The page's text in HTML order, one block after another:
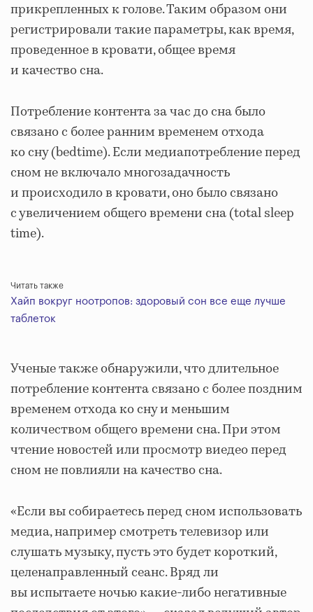
прикрепленных к голове. Таким образом они
регистрировали такие параметры, как время,
проведенное в кровати, общее время
и качество сна.
Потребление контента за час до сна было
связано с более ранним временем отхода
ко сну (bedtime). Если медиапотребление перед
сном не включало многозадачность
и происходило в кровати, оно было связано
с увеличением общего времени сна (total sleep
time).
Читать также
Хайп вокруг ноотропов: здоровый сон все еще лучше
таблеток
Ученые также обнаружили, что длительное
потребление контента связано с более поздним
временем отхода ко сну и меньшим
количеством общего времени сна. При этом
чтение новостей или просмотр виедео перед
сном не повлияли на качество сна.
«Если вы собираетесь перед сном использовать
медиа, например смотреть телевизор или
слушать музыку, пусть это будет короткий,
целенаправленный сеанс. Вряд ли
вы испытаете ночью какие-либо негативные